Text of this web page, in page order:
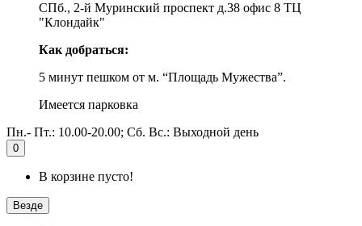
СПб., 2-й Муринский проспект д.38 офис 8 ТЦ
"Клондайк"
Как добраться:
5 минут пешком от м. “Площадь Мужества”.
Имеется парковка
Пн.- Пт.: 10.00-20.00; Сб. Вс.: Выходной день
0
В корзине пусто!
Везде